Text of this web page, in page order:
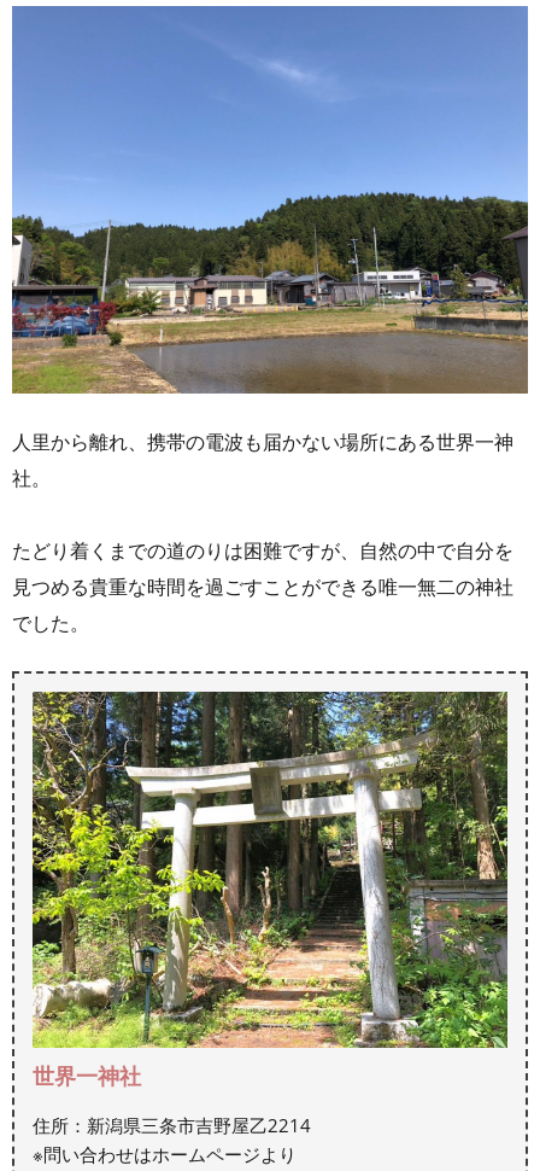
人里から離れ、携帯の電波も届かない場所にある世界一神
社。
たどり着くまでの道のりは困難ですが、自然の中で自分を
見つめる貴重な時間を過ごすことができる唯一無二の神社
でした。
世界一神社
住所：新潟県三条市吉野屋乙2214
※問い合わせはホームページより